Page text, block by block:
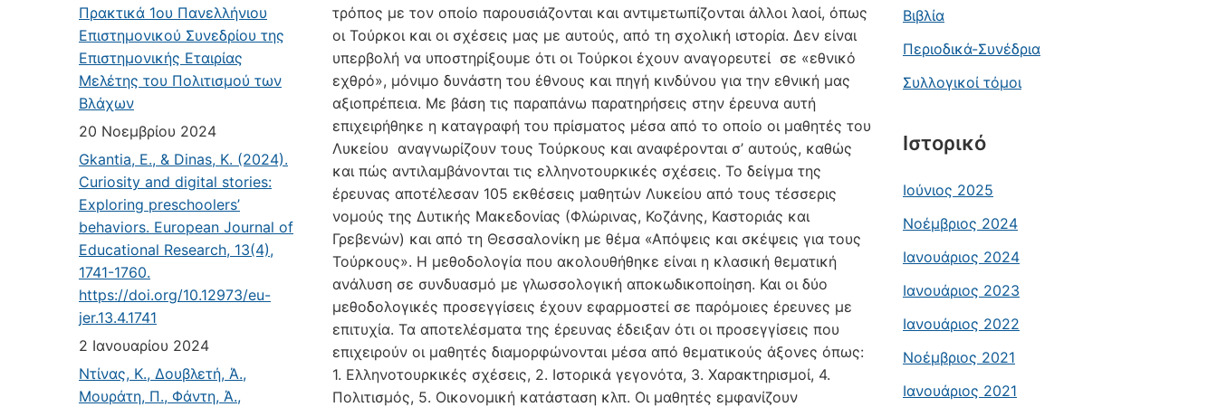
Πρακτικά 1ου Πανελλήνιου
Επιστημονικού Συνεδρίου της
Επιστημονικής Εταιρίας
Μελέτης του Πολιτισμού των
Βλάχων
20 Νοεμβρίου 2024
Gkantia, E., & Dinas, K. (2024).
Curiosity and digital stories:
Exploring preschoolers’
behaviors. European Journal of
Educational Research, 13(4),
1741-1760.
https://doi.org/10.12973/eu-
jer.13.4.1741
2 Ιανουαρίου 2024
Ντίνας, Κ., Δουβλετή, Ά.,
Μουράτη, Π., Φάντη, Ά.,
τρόπος με τον οποίο παρουσιάζονται και αντιμετωπίζονται άλλοι λαοί, όπως
οι Τούρκοι και οι σχέσεις μας με αυτούς, από τη σχολική ιστορία. Δεν είναι
υπερβολή να υποστηρίξουμε ότι οι Τούρκοι έχουν αναγορευτεί σε «εθνικό
εχθρό», μόνιμο δυνάστη του έθνους και πηγή κινδύνου για την εθνική μας
αξιοπρέπεια. Με βάση τις παραπάνω παρατηρήσεις στην έρευνα αυτή
επιχειρήθηκε η καταγραφή του πρίσματος μέσα από το οποίο οι μαθητές του
Λυκείου αναγνωρίζουν τους Τούρκους και αναφέρονται σ’ αυτούς, καθώς
και πώς αντιλαμβάνονται τις ελληνοτουρκικές σχέσεις. Το δείγμα της
έρευνας αποτέλεσαν 105 εκθέσεις μαθητών Λυκείου από τους τέσσερις
νομούς της Δυτικής Μακεδονίας (Φλώρινας, Κοζάνης, Καστοριάς και
Γρεβενών) και από τη Θεσσαλονίκη με θέμα «Απόψεις και σκέψεις για τους
Τούρκους». Η μεθοδολογία που ακολουθήθηκε είναι η κλασική θεματική
ανάλυση σε συνδυασμό με γλωσσολογική αποκωδικοποίηση. Και οι δύο
μεθοδολογικές προσεγγίσεις έχουν εφαρμοστεί σε παρόμοιες έρευνες με
επιτυχία. Τα αποτελέσματα της έρευνας έδειξαν ότι οι προσεγγίσεις που
επιχειρούν οι μαθητές διαμορφώνονται μέσα από θεματικούς άξονες όπως:
1. Ελληνοτουρκικές σχέσεις, 2. Ιστορικά γεγονότα, 3. Χαρακτηρισμοί, 4.
Πολιτισμός, 5. Οικονομική κατάσταση κλπ. Οι μαθητές εμφανίζουν
Βιβλία
Περιοδικά-Συνέδρια
Συλλογικοί τόμοι
Ιστορικό
Ιούνιος 2025
Νοέμβριος 2024
Ιανουάριος 2024
Ιανουάριος 2023
Ιανουάριος 2022
Νοέμβριος 2021
Ιανουάριος 2021